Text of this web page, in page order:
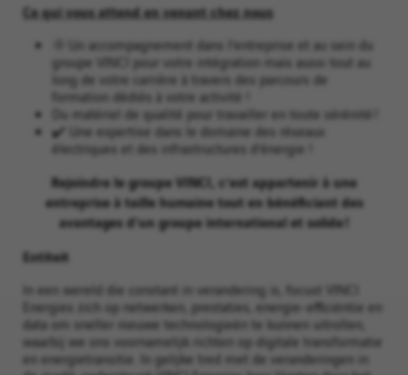
Ce qui vous attend en venant chez nous
🌞 Un accompagnement dans l’entreprise et au sein du
groupe VINCI pour votre intégration mais aussi tout au
long de votre carrière à travers des parcours de
formation dédiés à votre activité !
Du matériel de qualité pour travailler en toute sérénité !
✔️ Une expertise dans le domaine des réseaux
électriques et des infrastructures d‘énergie !
Rejoindre le groupe VINCI, c’est appartenir à une
entreprise à taille humaine tout en bénéficiant des
avantages d’un groupe international et solide !
Entiteit
In een wereld die constant in verandering is, focust VINCI
Energies zich op netwerken, prestaties, energie-efficiëntie en
data om sneller nieuwe technologieën te kunnen uitrollen,
waarbij we ons voornamelijk richten op digitale transformatie
en energietransitie. In gelijke tred met de veranderingen in